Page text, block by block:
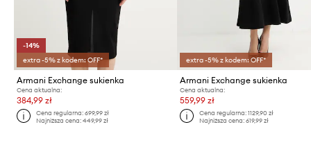
-14%
extra -5% z kodem: OFF*
Armani Exchange sukienka
Cena aktualna:
384,99 zł
Cena regularna:699,99 zł
Najniższa cena:449,99 zł
extra -5% z kodem: OFF*
Armani Exchange sukienka
Cena aktualna:
559,99 zł
Cena regularna: 1129,90 zł
Najniższa cena: 619,99 zł